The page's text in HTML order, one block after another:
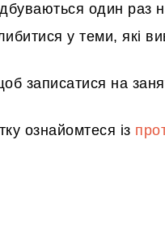
один раз
у теми, які
записатися на
ознайомтеся із